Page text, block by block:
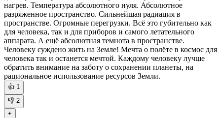
нагрев. Температура абсолютного нуля. Абсолютное
разряженное пространство. Сильнейшая радиация в
пространстве. Огромные перегрузки. Всё это губительно как
для человека, так и для приборов и самого летательного
аппарата. А ещё абсолютная темнота в пространстве.
Человеку суждено жить на Земле! Мечта о полёте в космос для
человека так и останется мечтой. Каждому человеку лучше
обратить внимание на заботу о сохранении планеты, на
рациональное использование ресурсов Земли.
👍 1
👎 2
+